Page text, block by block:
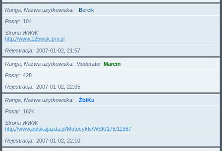
Ranga, Nazwa użytkownika
Bercik
Posty
104
Strona WWW
http://www.125wsk.prv.pl
Rejestracja
2007-01-02, 21:57
Ranga, Nazwa użytkownika Moderator Marcin
Posty
428
Rejestracja
2007-01-02, 22:05
Ranga, Nazwa użytkownika
ŻbiKu
Posty
1624
Strona WWW
http://www.polskajazda.pl/Motocykle/WSK/175/11367
Rejestracja
2007-01-02, 22:10